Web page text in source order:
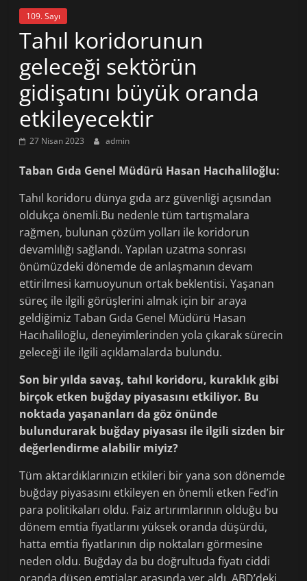
109. Sayı
Tahıl koridorunun
geleceği sektörün
gidişatını büyük oranda
etkileyecektir
27 Nisan 2023 admin
Taban Gıda Genel Müdürü Hasan Hacıhaliloğlu:
Tahıl koridoru dünya gıda arz güvenliği açısından
oldukça önemli.Bu nedenle tüm tartışmalara
rağmen, bulunan çözüm yolları ile koridorun
devamlılığı sağlandı. Yapılan uzatma sonrası
önümüzdeki dönemde de anlaşmanın devam
ettirilmesi kamuoyunun ortak beklentisi. Yaşanan
süreç ile ilgili görüşlerini almak için bir araya
geldiğimiz Taban Gıda Genel Müdürü Hasan
Hacıhaliloğlu, deneyimlerinden yola çıkarak sürecin
geleceği ile ilgili açıklamalarda bulundu.
Son bir yılda savaş, tahıl koridoru, kuraklık gibi
birçok etken buğday piyasasını etkiliyor. Bu
noktada yaşananları da göz önünde
bulundurarak buğday piyasası ile ilgili sizden bir
değerlendirme alabilir miyiz?
Tüm aktardıklarınızın etkileri bir yana son dönemde
buğday piyasasını etkileyen en önemli etken Fed’in
para politikaları oldu. Faiz artırımlarının olduğu bu
dönem emtia fiyatlarını yüksek oranda düşürdü,
hatta emtia fiyatlarının dip noktaları görmesine
neden oldu. Buğday da bu doğrultuda fiyatı ciddi